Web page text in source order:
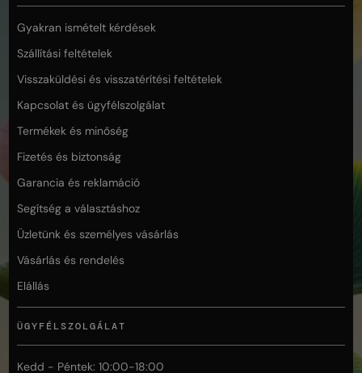
Gyakran ismételt kérdések
Szállítási feltételek
Visszaküldési és visszatérítési feltételek
Kapcsolat és ügyfélszolgálat
Termékek és minőség
Fizetés és biztonság
Garancia és reklamáció
Segítség a választáshoz
Üzletünk és személyes vásárlás
Vásárlás és rendelés
Elállás
ÜGYFÉLSZOLGÁLAT
Kedd - Péntek: 10:00-18:00